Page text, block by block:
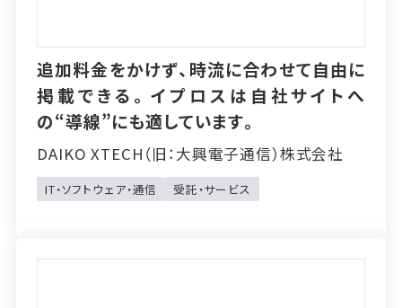
追加料金をかけず、時流に合わせて自由に
掲載できる。イプロスは自社サイトへ
の“導線”にも適しています。
DAIKO XTECH（旧：大興電子通信）株式会社
IT・ソフトウェア・通信 受託・サービス